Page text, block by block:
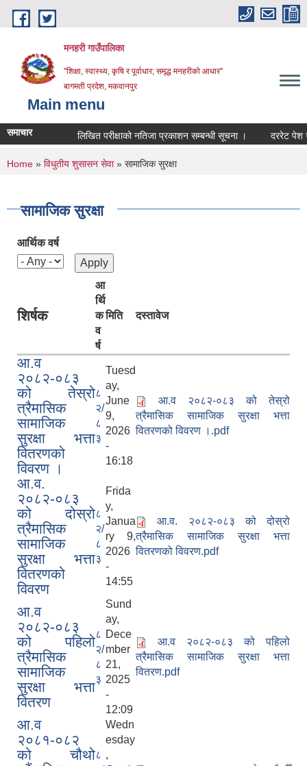
Skip to main content
मनहरी गाउँपालिका
"शिक्षा, स्वास्थ्य, कृषि र पूर्वाधार; समृद्ध मनहरीको आधार"
बागमती प्रदेश, मकवानपुर
Main menu
समाचार लिखित परीक्षाको नतिजा प्रकाशन सम्बन्धी सूचना । दररेट पेश गर्ने
You are here
Home » विधुतीय शुसासन सेवा» सामाजिक सुरक्षा
सामाजिक सुरक्षा
आर्थिक वर्ष
शिर्षक
आ
र्थि
क
व
र्ष
मिति दस्तावेज
आ.व
२०८२-०८३
को तेस्रो
त्रैमासिक
सामाजिक
सुरक्षा भत्ता
वितरणको
विवरण ।
८
२/
८
३
Tuesd
ay,
June
9,
2026
-
16:18
आ.व २०८२-०८३ को तेस्रो
त्रैमासिक सामाजिक सुरक्षा भत्ता
वितरणको विवरण ।.pdf
आ.व.
२०८२-०८३
को दोस्रो
त्रैमासिक
सामाजिक
सुरक्षा भत्ता
वितरणको
विवरण
८
२/
८
३
Frida
y,
Janua
ry 9,
2026
-
14:55
आ.व. २०८२-०८३ को दोस्रो
त्रैमासिक सामाजिक सुरक्षा भत्ता
वितरणको विवरण.pdf
आ.व
२०८२-०८३
को पहिलो
त्रैमासिक
सामाजिक
सुरक्षा भत्ता
वितरण
८
२/
८
३
Sund
ay,
Dece
mber
21,
2025
-
12:09
आ.व २०८२-०८३ को पहिलो
त्रैमासिक सामाजिक सुरक्षा भत्ता
वितरण.pdf
आ.व
२०८१-०८२
को चौथो८
Wedn
esday
,